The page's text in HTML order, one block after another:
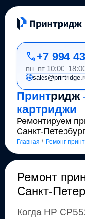
Принтридж
картриджи
Ремонтируем
Санкт-
Главная / Ремонт
+7 994
пн–пт
Ремонт
Санкт-
Когда HP